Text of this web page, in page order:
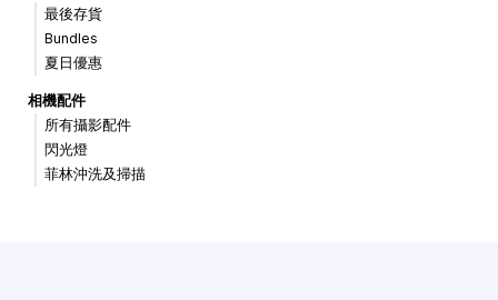
最後存貨
Bundles
夏日優惠
相機配件
所有攝影配件
閃光燈
菲林沖洗及掃描